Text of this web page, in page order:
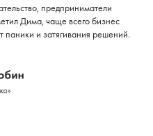
предприниматели
Дима, чаще всего бизнес
паники и затягивания решений.